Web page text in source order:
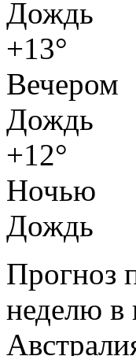
Дождь
+13°
Вечером
Дождь
+12°
Ночью
Дождь
Прогноз
неделю в